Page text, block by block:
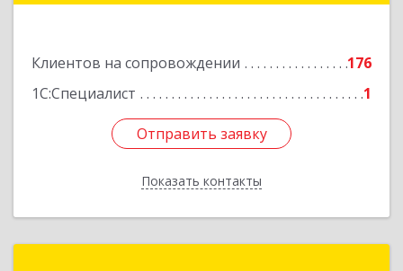
Клиентов на сопровождении
176
1С:Специалист
1
Отправить заявку
Показать контакты
Подробнее
Отправить заявку
Назад